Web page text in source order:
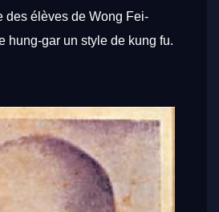
des élèves de Wong Fei-
hung-gar un style de kung fu.